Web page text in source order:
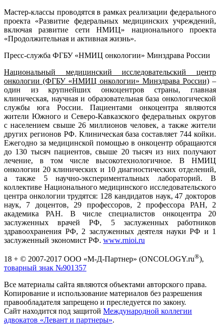
Мастер-классы проводятся в рамках реализации федерального
проекта «Развитие федеральных медицинских учреждений,
включая развитие сети НМИЦ» национального проекта
«Продолжительная ‎и активная жизнь».
Пресс-служба ФГБУ «НМИЦ онкологии» Минздрава России
Национальный медицинский исследовательский центр
онкологии (ФГБУ «НМИЦ онкологии» Минздрава России) –
один из крупнейших онкоцентров страны, главная
клиническая, научная и образовательная база онкологической
службы юга России. Пациентами онкоцентра являются
жители Южного и Северо-Кавказского федеральных округов
с населением свыше 26 миллионов человек, а также жители
других регионов РФ. Клиническая база составляет 744 койки.
Ежегодно за медицинской помощью в онкоцентр обращаются
до 130 тысяч пациентов, свыше 20 тысяч из них получают
лечение, в том числе высокотехнологичное. В НМИЦ
онкологии 20 клинических и 10 диагностических отделений,
а также 5 научно-экспериментальных лабораторий. В
коллективе Национального медицинского исследовательского
центра онкологии трудятся: 128 кандидатов наук, 47 докторов
наук, 7 доцентов, 29 профессоров, 2 профессора РАН, 2
академика РАН. В числе специалистов онкоцентра 20
заслуженных врачей РФ, 5 заслуженных работников
здравоохранения РФ, 2 заслуженных деятеля науки РФ и 1
заслуженный экономист РФ. www.rnioi.ru
18 + © 2007-2017 ООО «М-Д-Партнер» (ONCOLOGY.ru®),
товарный знак №901357
Все материалы сайта являются объектами авторского права.
Копирование и использование материалов без разрешения
правообладателя запрещено и преследуется по закону.
Сайт находится под защитой Международной коллегии
адвокатов «Левант и партнеры».